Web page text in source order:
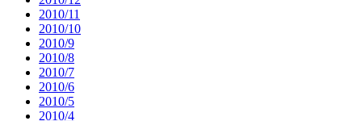
2010/11
2010/10
2010/9
2010/8
2010/7
2010/6
2010/5
2010/4